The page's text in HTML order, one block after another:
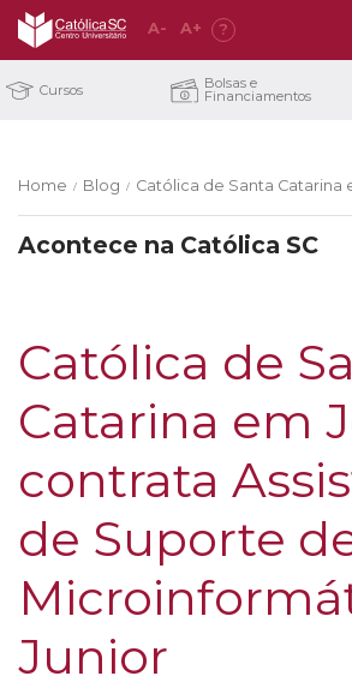
A- A+ ?
Cursos Bolsas e
Financiamentos
Home / Blog / Católica de Santa
Acontece na Católica SC
Católica de
Catarina em
contrata
de Suporte
Junior